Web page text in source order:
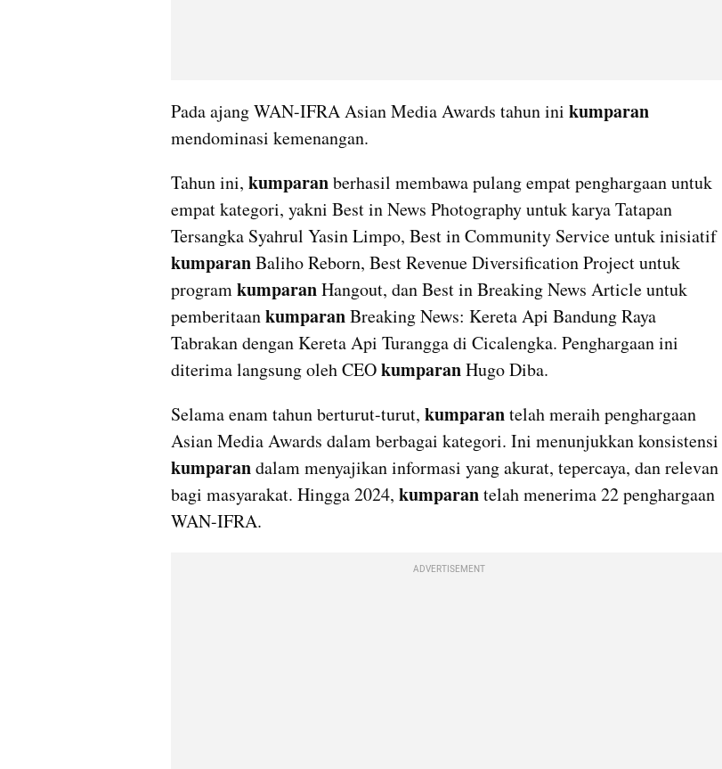
Pada ajang WAN-IFRA Asian Media Awards tahun ini
mendominasi kemenangan.
Tahun ini, kumparan berhasil membawa pulang empat penghargaan untuk
empat kategori, yakni Best in News Photography untuk karya Tatapan
Tersangka Syahrul Yasin Limpo, Best in Community Service untuk inisiatif
kumparan Baliho Reborn, Best Revenue Diversification Project untuk
program kumparan Hangout, dan Best in Breaking News Article untuk
pemberitaan kumparan Breaking News: Kereta Api Bandung Raya
Tabrakan dengan Kereta Api Turangga di Cicalengka. Penghargaan ini
diterima langsung oleh CEO kumparan Hugo Diba.
Selama enam tahun berturut-turut, kumparan telah meraih penghargaan
kumparan dalam menyajikan informasi yang akurat, tepercaya, dan relevan
bagi masyarakat. Hingga 2024, kumparan telah menerima 22 penghargaan
WAN-IFRA.
ADVERTISEMENT